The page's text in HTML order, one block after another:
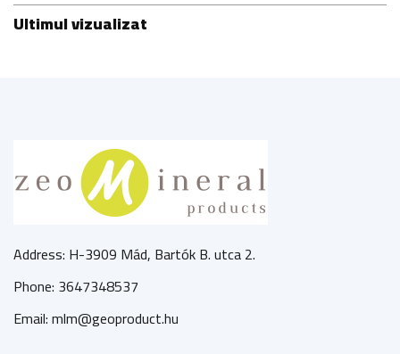
Ultimul vizualizat
Address: H-3909 Mád, Bartók B. utca 2.
Phone: 3647348537
Email: mlm@geoproduct.hu